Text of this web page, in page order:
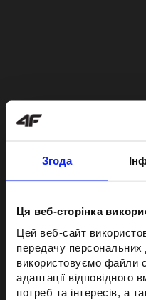
Згода
Ця веб-сторінка
Цей веб-сайт
передачу
використовуємо файли
адаптації відповідного
потреб та інтересів, а